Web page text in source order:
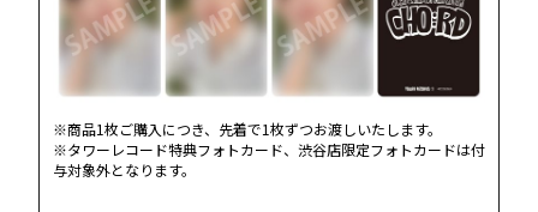
※商品1枚ご購入につき、先着で1枚ずつお渡しいたします。
※タワーレコード特典フォトカード、渋谷店限定フォトカードは付
与対象外となります。